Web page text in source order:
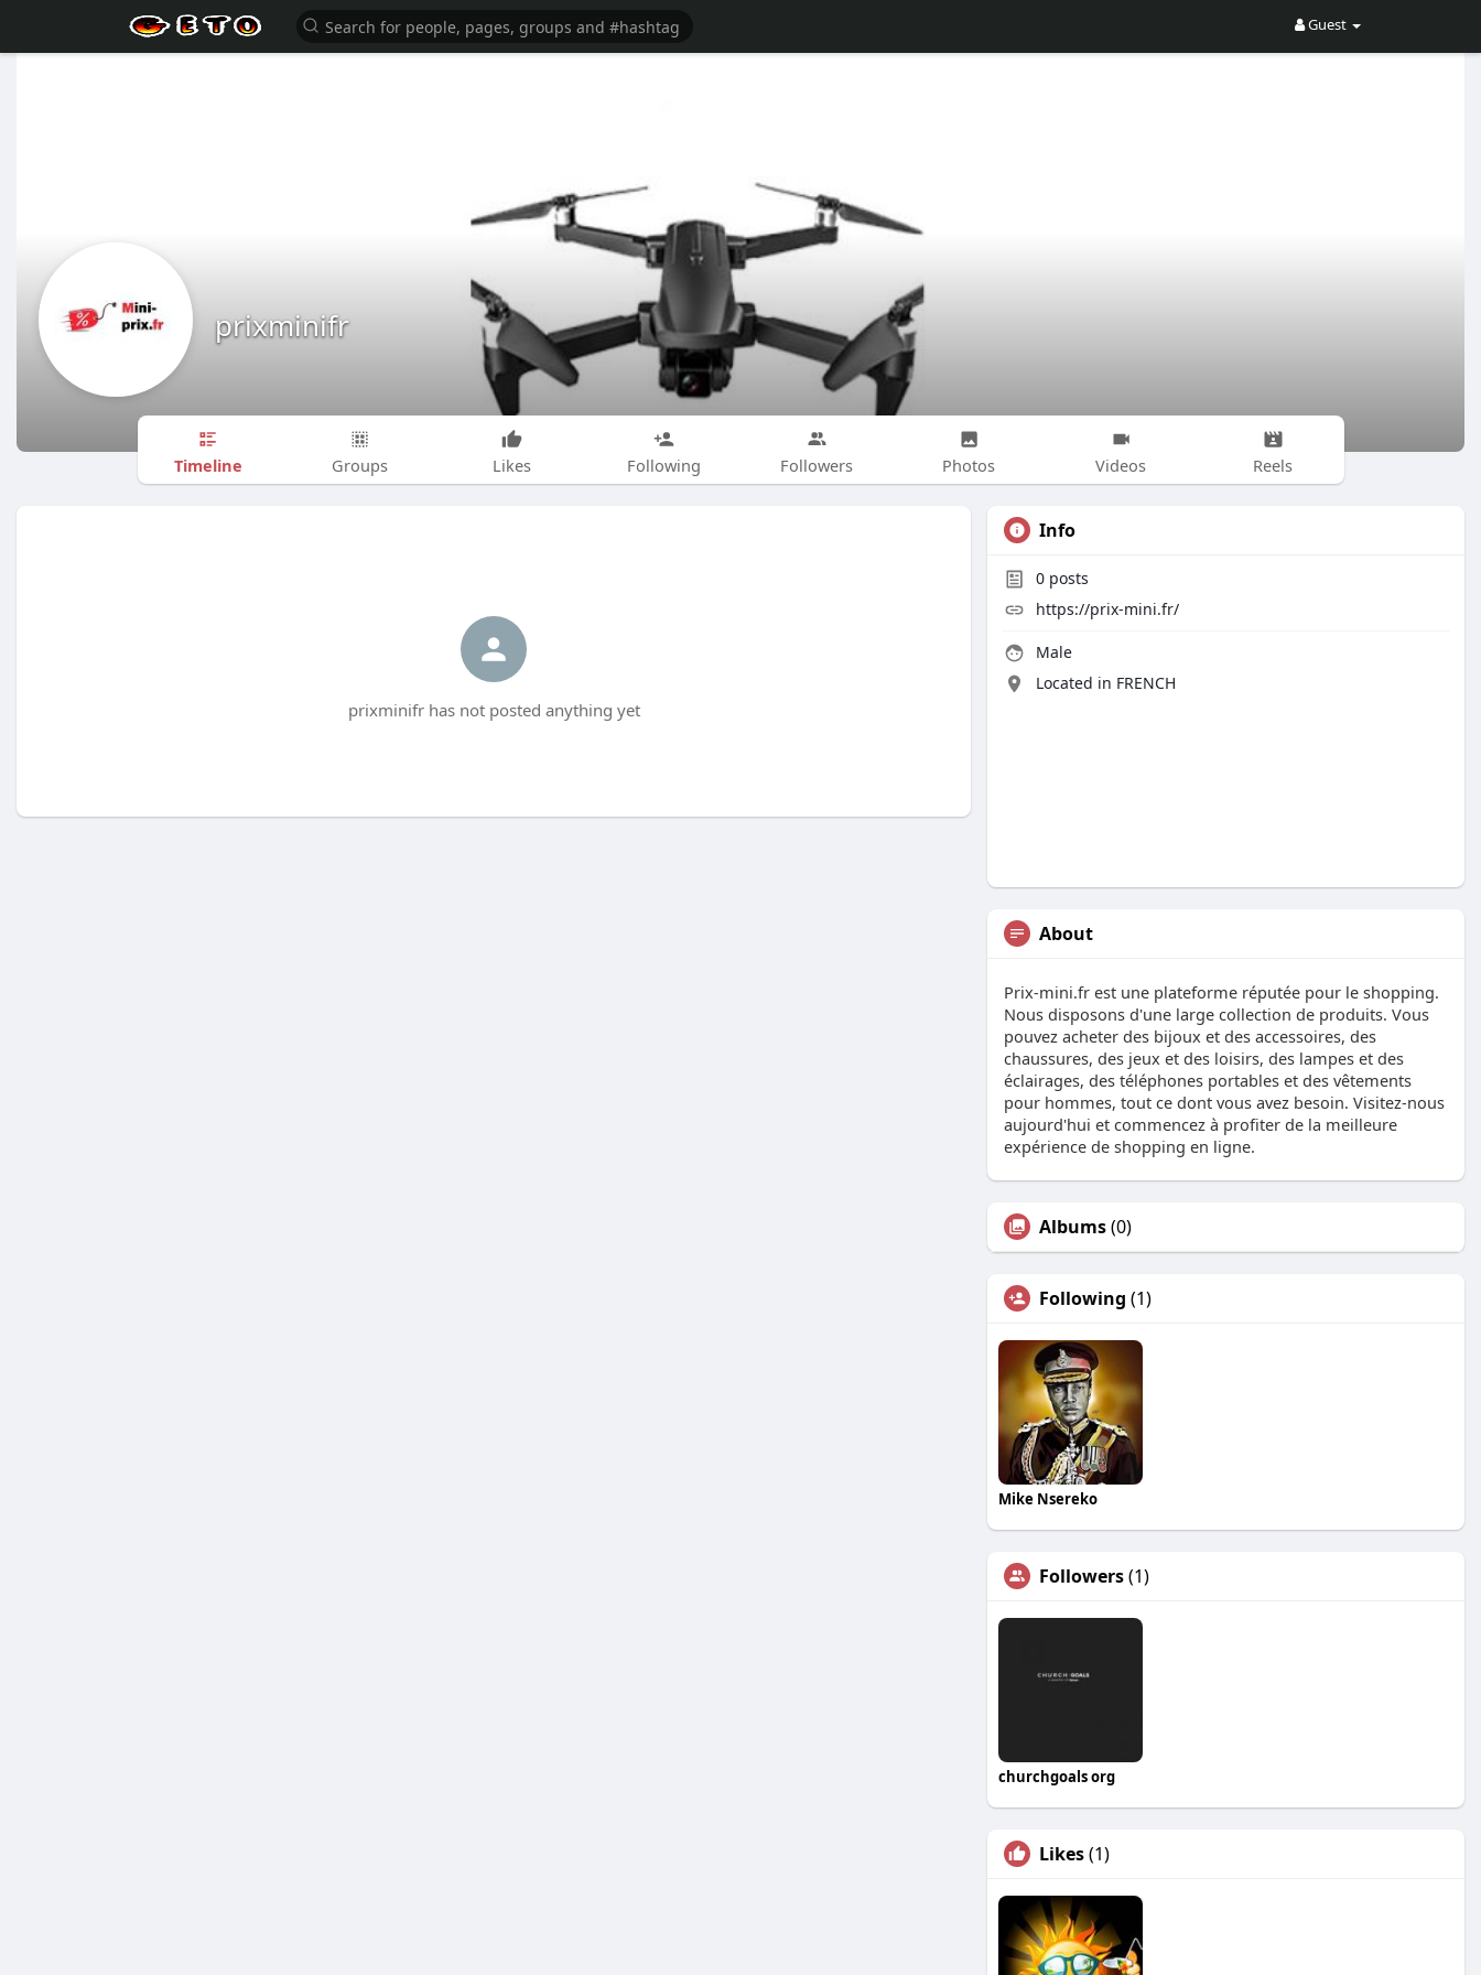
Guest
prixminifr
Timeline Groups Likes Following Followers Photos Videos Reels
prixminifr has not posted anything yet
Info
0 posts
https://prix-mini.fr/
Male
Located in FRENCH
About
Prix-mini.fr est une plateforme réputée pour le shopping.
Nous disposons d'une large collection de produits. Vous
pouvez acheter des bijoux et des accessoires, des
chaussures, des jeux et des loisirs, des lampes et des
éclairages, des téléphones portables et des vêtements
pour hommes, tout ce dont vous avez besoin. Visitez-nous
aujourd'hui et commencez à profiter de la meilleure
expérience de shopping en ligne.
Albums(0)
Following (1)
Mike Nsereko
Followers(1)
churchgoals org
Likes(1)